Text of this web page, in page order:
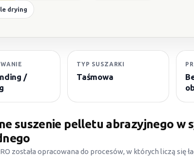
drying
/
TYP SUSZARKI
Taśmowa
suszenie pelletu abrazyjnego w
została opracowana do procesów, w których liczą się